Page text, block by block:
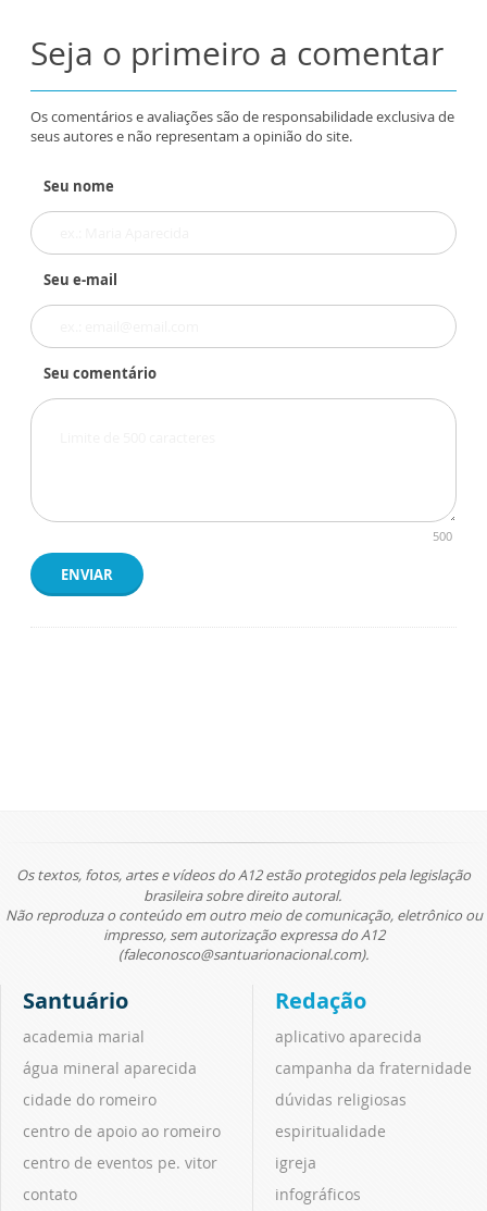
Seja o primeiro a comentar
Os comentários e avaliações são de responsabilidade exclusiva de
seus autores e não representam a opinião do site.
Seu nome
Seu e-mail
Seu comentário
500
ENVIAR
Os textos, fotos, artes e vídeos do A12 estão protegidos pela legislação
brasileira sobre direito autoral.
Não reproduza o conteúdo em outro meio de comunicação, eletrônico ou
impresso, sem autorização expressa do A12
(faleconosco@santuarionacional.com).
Santuário
academia marial
água mineral aparecida
cidade do romeiro
centro de apoio ao romeiro
centro de eventos pe. vitor
contato
Redação
aplicativo aparecida
campanha da fraternidade
dúvidas religiosas
espiritualidade
igreja
infográficos